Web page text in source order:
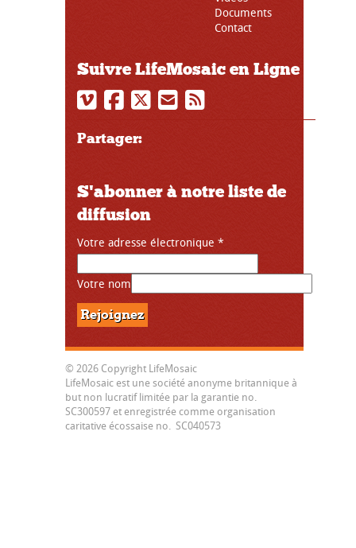
Documents
Contact
Suivre LifeMosaic en Ligne
Partager:
S'abonner à notre liste de
diffusion
Votre adresse électronique *
Votre nom
© 2026 Copyright LifeMosaic
LifeMosaic est une société anonyme britannique à
but non lucratif limitée par la garantie no.
SC300597 et enregistrée comme organisation
caritative écossaise no. SC040573